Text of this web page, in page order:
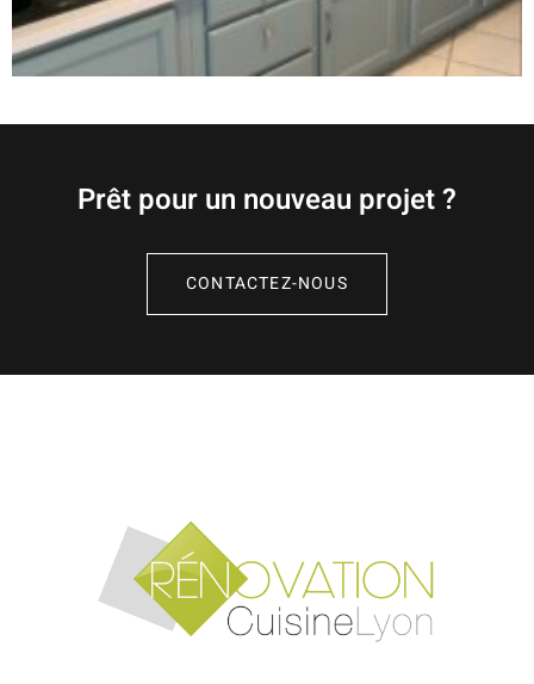
Prêt pour un nouveau projet ?
CONTACTEZ-NOUS